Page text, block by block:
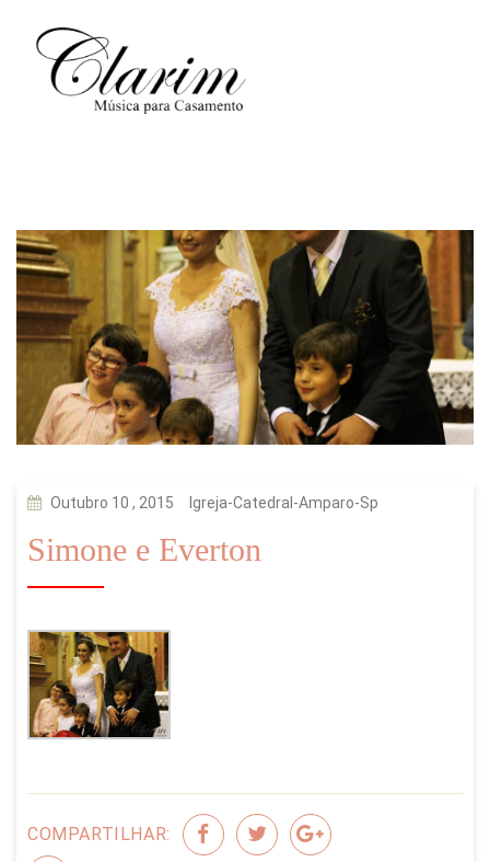
Outubro 10 , 2015 Igreja-Catedral-Amparo-Sp
Simone e Everton
COMPARTILHAR: